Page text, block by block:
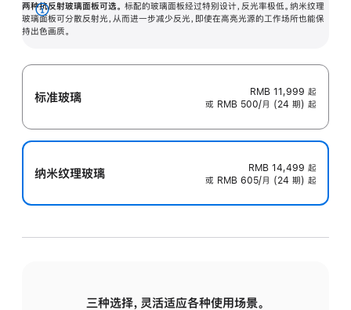
两种抗反射玻璃面板可选。 标配的玻璃面板经过特别设计，反光率极低。纳米纹理
玻璃面板可分散反射光，从而进一步减少反光，即使在高亮光源的工作场所也能保
持出色画质。
展
开
标准玻璃 RMB 11,999 起
或 RMB 500/月 (24 期) 起
纳米纹理玻璃 RMB 14,499 起
或 RMB 605/月 (24 期) 起
三种选择，灵活适应各种使用场景。